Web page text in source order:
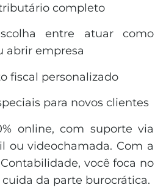
completo
entre atuar como
abrir empresa
fiscal personalizado
para novos clientes
online, com suporte via
ou videochamada. Com a
você foca no
da parte burocrática.